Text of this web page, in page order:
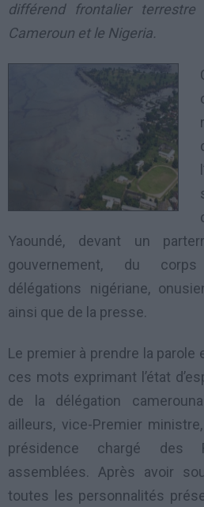
différend frontalier
Cameroun et le Nigeria.
Yaoundé, devant un
gouvernement, du
délégations nigériane,
ainsi que de la presse.
Le premier à prendre la parole
ces mots exprimant l’état
de la délégation
ailleurs, vice-Premier
présidence chargé des
assemblées. Après avoir
toutes les personnalités